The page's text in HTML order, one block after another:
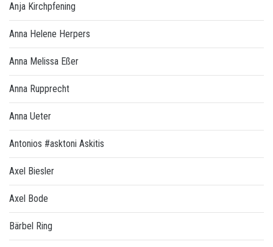
Anja Kirchpfening
Anna Helene Herpers
Anna Melissa Eßer
Anna Rupprecht
Anna Ueter
Antonios #asktoni Askitis
Axel Biesler
Axel Bode
Bärbel Ring